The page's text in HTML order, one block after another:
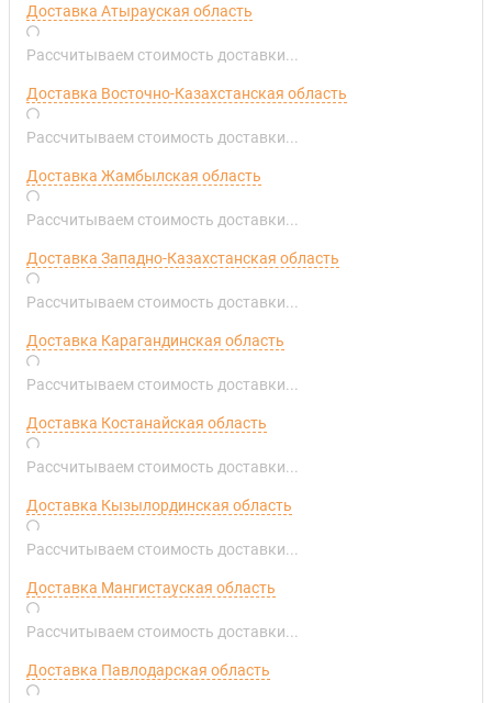
Доставка Атырауская область
Рассчитываем стоимость доставки...
Доставка Восточно-Казахстанская область
Рассчитываем стоимость доставки...
Доставка Жамбылская область
Рассчитываем стоимость доставки...
Доставка Западно-Казахстанская область
Рассчитываем стоимость доставки...
Доставка Карагандинская область
Рассчитываем стоимость доставки...
Доставка Костанайская область
Рассчитываем стоимость доставки...
Доставка Кызылординская область
Рассчитываем стоимость доставки...
Доставка Мангистауская область
Рассчитываем стоимость доставки...
Доставка Павлодарская область